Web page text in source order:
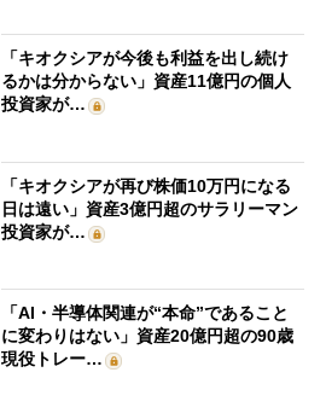
「キオクシアが今後も利益を出し続け
るかは分からない」資産11億円の個人
投資家が…
「キオクシアが再び株価10万円になる
日は遠い」資産3億円超のサラリーマン
投資家が…
「AI・半導体関連が“本命”であること
に変わりはない」資産20億円超の90歳
現役トレー…